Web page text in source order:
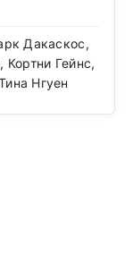
Дакаскос,
Гейнс,
Нгуен